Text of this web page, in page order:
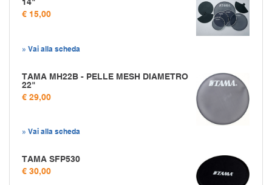
€ 15,00
» Vai alla scheda
TAMA MH22B - PELLE MESH DIAMETRO
22"
€ 29,00
» Vai alla scheda
TAMA SFP530
€ 30,00